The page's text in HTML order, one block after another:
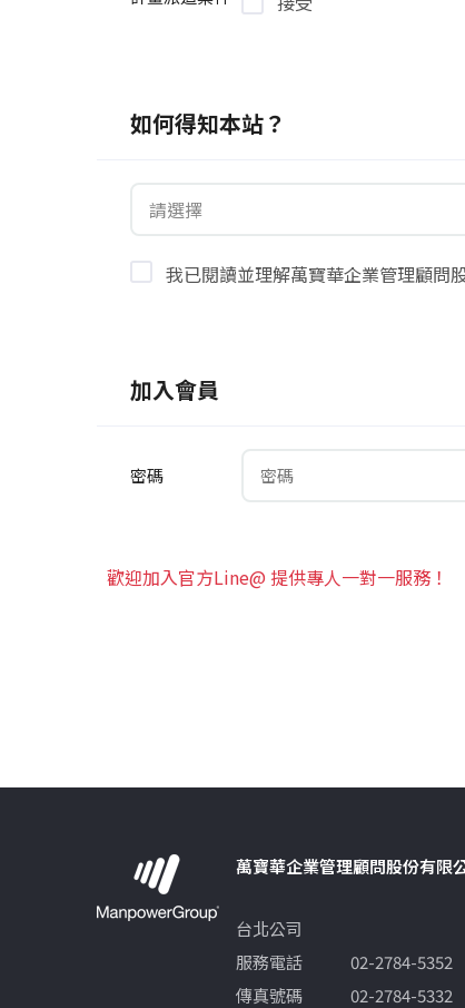
如何得知本站？
請選擇
我已閱讀並理解萬寶華企業管理顧問
加入會員
密碼
歡迎加入官方Line@ 提供專人一對一服務！
萬寶華企業管理顧問股份有限
台北公司
服務電話
02-2784-5352
傳真號碼
02-2784-5332